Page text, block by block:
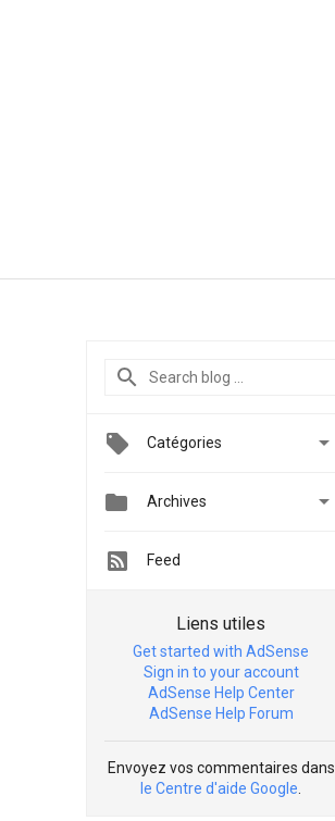
Catégories 
 Archives 
Feed
Liens utiles
Get started with AdSense
Sign in to your account
AdSense Help Center
AdSense Help Forum
Envoyez vos commentaires dans
le Centre d'aide Google